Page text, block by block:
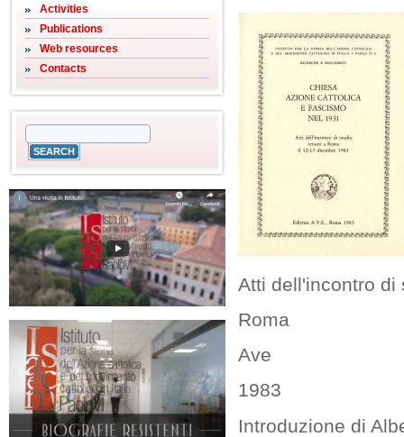
Activities
Publications
Web resources
Contacts
Atti dell'incontro di
Roma
Ave
1983
Introduzione di